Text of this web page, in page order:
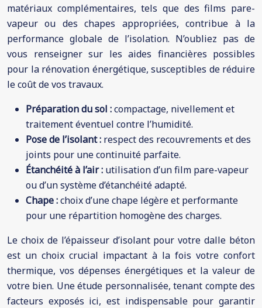
matériaux complémentaires, tels que des films pare-
vapeur ou des chapes appropriées, contribue à la
performance globale de l’isolation. N’oubliez pas de
vous renseigner sur les aides financières possibles
pour la rénovation énergétique, susceptibles de réduire
le coût de vos travaux.
Préparation du sol :compactage, nivellement et
traitement éventuel contre l’humidité.
Pose de l’isolant : respect des recouvrements et des
joints pour une continuité parfaite.
Étanchéité à l’air : utilisation d’un film pare-vapeur
ou d’un système d’étanchéité adapté.
Chape :choix d’une chape légère et performante
pour une répartition homogène des charges.
Le choix de l’épaisseur d’isolant pour votre dalle béton
est un choix crucial impactant à la fois votre confort
thermique, vos dépenses énergétiques et la valeur de
votre bien. Une étude personnalisée, tenant compte des
facteurs exposés ici, est indispensable pour garantir